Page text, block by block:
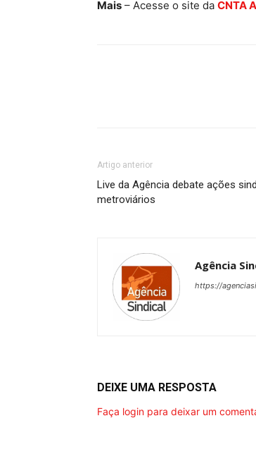
Mais – Acesse o site da CNTA
Artigo anterior
Live da Agência debate ações
metroviários
Agência
https://
DEIXE UMA RESPOSTA
Faça login para deixar um